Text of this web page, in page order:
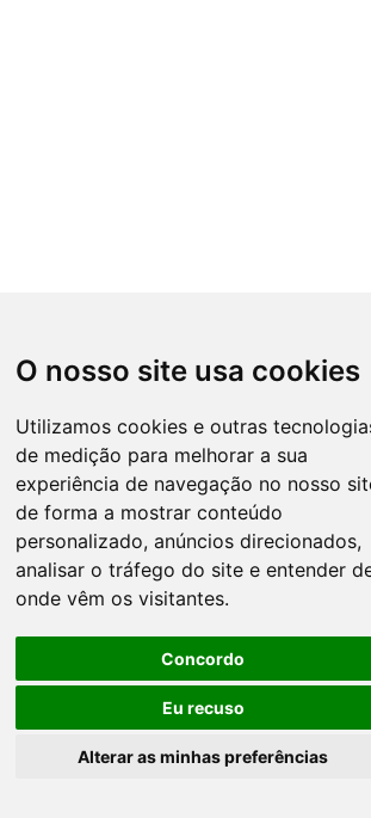
O nosso site usa cookies
Utilizamos cookies e outras
de medição para melhorar a sua
experiência de navegação no nosso
de forma a mostrar conteúdo
personalizado, anúncios direcionados,
analisar o tráfego do site e entender
onde vêm os visitantes.
Concordo
Eu recuso
Alterar as minhas preferências